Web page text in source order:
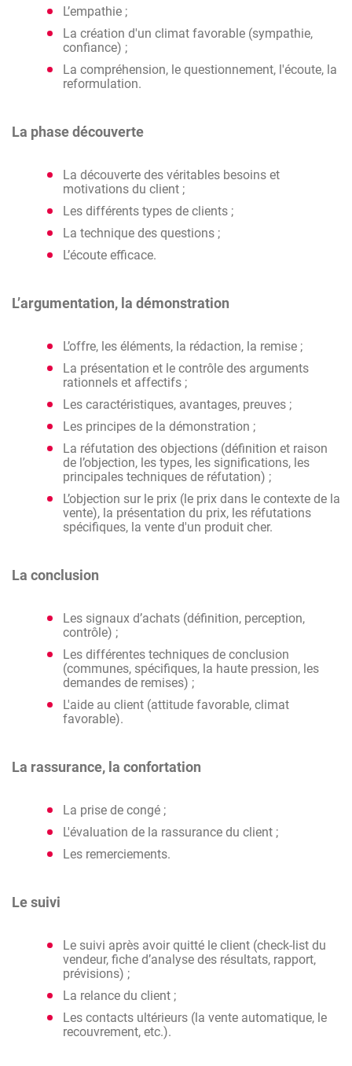
L’empathie ;
La création d'un climat favorable (sympathie,
confiance) ;
La compréhension, le questionnement, l'écoute, la
reformulation.
La phase découverte
La découverte des véritables besoins et
motivations du client ;
Les différents types de clients ;
La technique des questions ;
L’écoute efficace.
L’argumentation, la démonstration
L’offre, les éléments, la rédaction, la remise ;
La présentation et le contrôle des arguments
rationnels et affectifs ;
Les caractéristiques, avantages, preuves ;
Les principes de la démonstration ;
La réfutation des objections (définition et raison
de l’objection, les types, les significations, les
principales techniques de réfutation) ;
L’objection sur le prix (le prix dans le contexte de la
vente), la présentation du prix, les réfutations
spécifiques, la vente d'un produit cher.
La conclusion
Les signaux d’achats (définition, perception,
contrôle) ;
Les différentes techniques de conclusion
(communes, spécifiques, la haute pression, les
demandes de remises) ;
L'aide au client (attitude favorable, climat
favorable).
La rassurance, la confortation
La prise de congé ;
L'évaluation de la rassurance du client ;
Les remerciements.
Le suivi
Le suivi après avoir quitté le client (check-list du
vendeur, fiche d’analyse des résultats, rapport,
prévisions) ;
La relance du client ;
Les contacts ultérieurs (la vente automatique, le
recouvrement, etc.).